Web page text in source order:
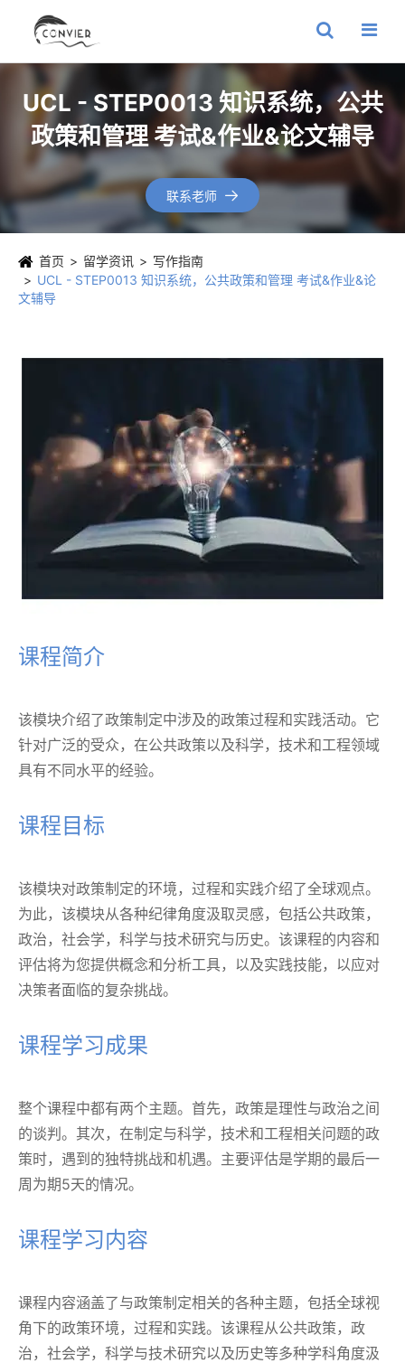
UCL - STEP0013 知识系统，公共
政策和管理 考试&作业&论文辅导
联系老师 
首页 留学资讯
写作指南
UCL - STEP0013 知识系统，公共政策和管理 考试&作业&论
文辅导
课程简介
该模块介绍了政策制定中涉及的政策过程和实践活动。它
针对广泛的受众，在公共政策以及科学，技术和工程领域
具有不同水平的经验。
课程目标
该模块对政策制定的环境，过程和实践介绍了全球观点。
为此，该模块从各种纪律角度汲取灵感，包括公共政策，
政治，社会学，科学与技术研究与历史。该课程的内容和
评估将为您提供概念和分析工具，以及实践技能，以应对
决策者面临的复杂挑战。
课程学习成果
整个课程中都有两个主题。首先，政策是理性与政治之间
的谈判。其次，在制定与科学，技术和工程相关问题的政
策时，遇到的独特挑战和机遇。主要评估是学期的最后一
周为期5天的情况。
课程学习内容
课程内容涵盖了与政策制定相关的各种主题，包括全球视
角下的政策环境，过程和实践。该课程从公共政策，政
治，社会学，科学与技术研究以及历史等多种学科角度汲